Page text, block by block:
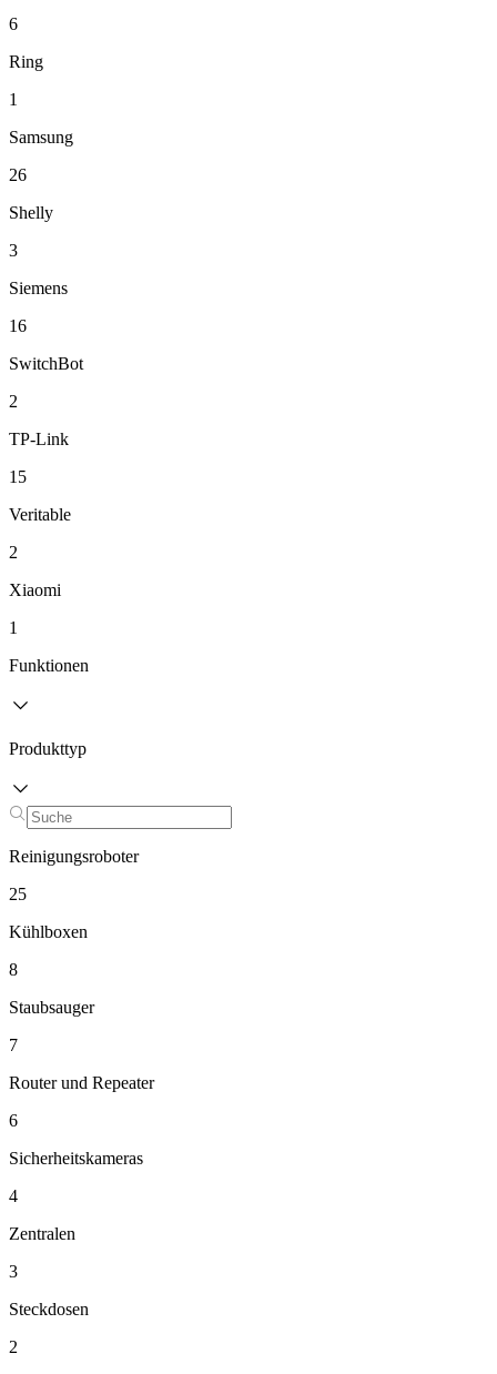
6
Ring
1
Samsung
26
Shelly
3
Siemens
16
SwitchBot
2
TP-Link
15
Veritable
2
Xiaomi
1
Funktionen
Produkttyp
Reinigungsroboter
25
Kühlboxen
8
Staubsauger
7
Router und Repeater
6
Sicherheitskameras
4
Zentralen
3
Steckdosen
2